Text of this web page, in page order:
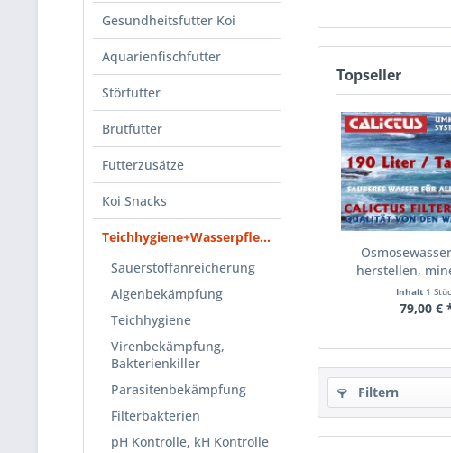
Gesundheitsfutter Koi
Aquarienfischfutter
Störfutter
Brutfutter
Futterzusätze
Koi Snacks
Teichhygiene+Wasserpflege
Sauerstoffanreicherung
Algenbekämpfung
Teichhygiene
Virenbekämpfung,
Bakterienkiller
Parasitenbekämpfung
Filterbakterien
pH Kontrolle, kH Kontrolle
Topseller
herstellen,
und...
Inhalt 1
79,00 €
Filtern